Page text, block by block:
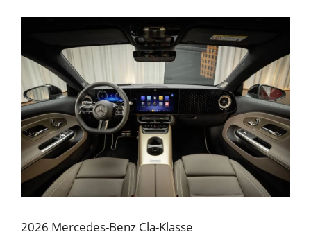
2026 Mercedes-Benz Cla-Klasse